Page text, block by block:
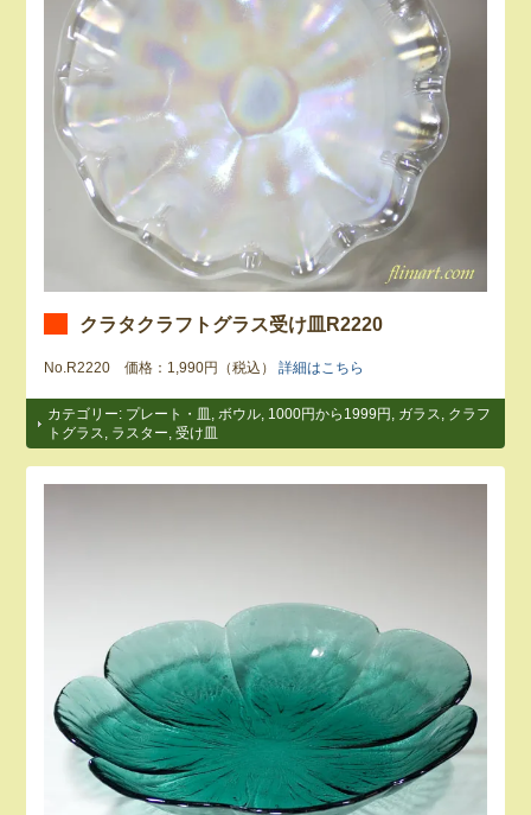
クラタクラフトグラス受け皿R2220
No.R2220 価格：1,990円（税込）詳細はこちら
カテゴリー: プレート・皿 ,ボウル, 1000円から1999円 , ガラス, クラフ
トグラス, ラスター,受け皿